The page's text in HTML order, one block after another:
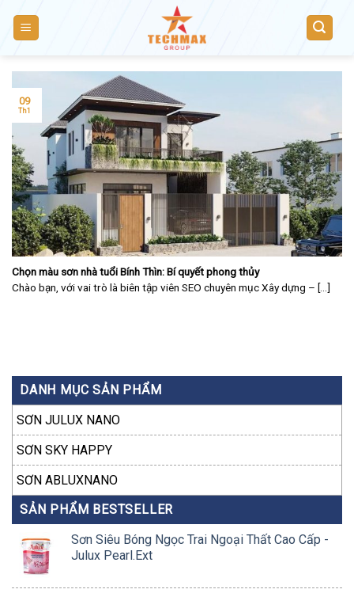
Chọn màu sơn nhà tuổi Bính Thìn: Bí quyết phong thủy
Chào bạn, với vai trò là biên tập viên SEO chuyên mục Xây dựng – [...]
09
Th1
DANH MỤC SẢN PHẨM
SƠN JULUX NANO
SƠN SKY HAPPY
SƠN ABLUXNANO
SẢN PHẨM BESTSELLER
Sơn Siêu Bóng Ngọc Trai Ngoại Thất Cao Cấp -
Julux Pearl.Ext